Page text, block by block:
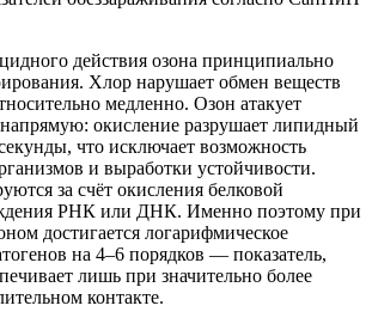
действия озона принципиально
Хлор нарушает обмен веществ
медленно. Озон атакует
окисление разрушает липидный
что исключает возможность
и выработки устойчивости.
за счёт окисления белковой
РНК или ДНК. Именно поэтому при
достигается логарифмическое
на 4–6 порядков — показатель,
лишь при значительно более
контакте.